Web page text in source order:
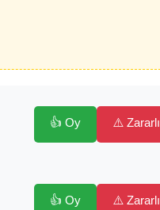
👍 Oy ⚠️ Zararlı
👍 Oy ⚠️ Zararlı